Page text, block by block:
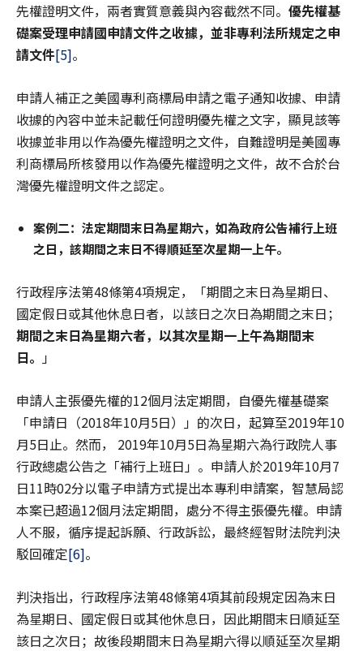
先權證明文件，兩者實質意義與內容截然不同。 優先權基
礎案受理申請國申請文件之收據，並非專利法所規定之申
請文件[5]。
申請人補正之美國專利商標局申請之電子通知收據、申請
收據的內容中並未記載任何證明優先權之文字，顯見該等
收據並非用以作為優先權證明之文件，自難證明是美國專
利商標局所核發用以作為優先權證明之文件，故不合於台
灣優先權證明文件之認定。
案例二：法定期間末日為星期六，如為政府公告補行上班
之日，該期間之末日不得順延至次星期一上午。
行政程序法第48條第4項規定，「期間之末日為星期日、
國定假日或其他休息日者，以該日之次日為期間之末日；
期間之末日為星期六者，以其次星期一上午為期間末
日。 」
申請人主張優先權的12個月法定期間，自優先權基礎案
「申請日（2018年10月5日）」的次日，起算至2019年10
月5日止。然而， 2019年10月5日為星期六為行政院人事
行政總處公告之「補行上班日」。申請人於2019年10月7
日11時02分以電子申請方式提出本專利申請案，智慧局認
本案已超過12個月法定期間，處分不得主張優先權。申請
人不服，循序提起訴願、行政訴訟，最終經智財法院判決
駁回確定[6]。
判決指出，行政程序法第48條第4項其前段規定因為末日
為星期日、國定假日或其他休息日，因此期間末日順延至
該日之次日；故後段期間末日為星期六得以順延至次星期